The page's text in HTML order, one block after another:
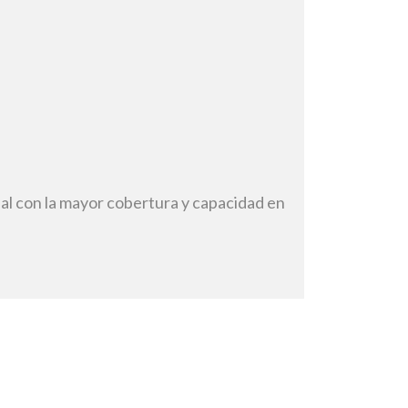
con la mayor cobertura y capacidad en